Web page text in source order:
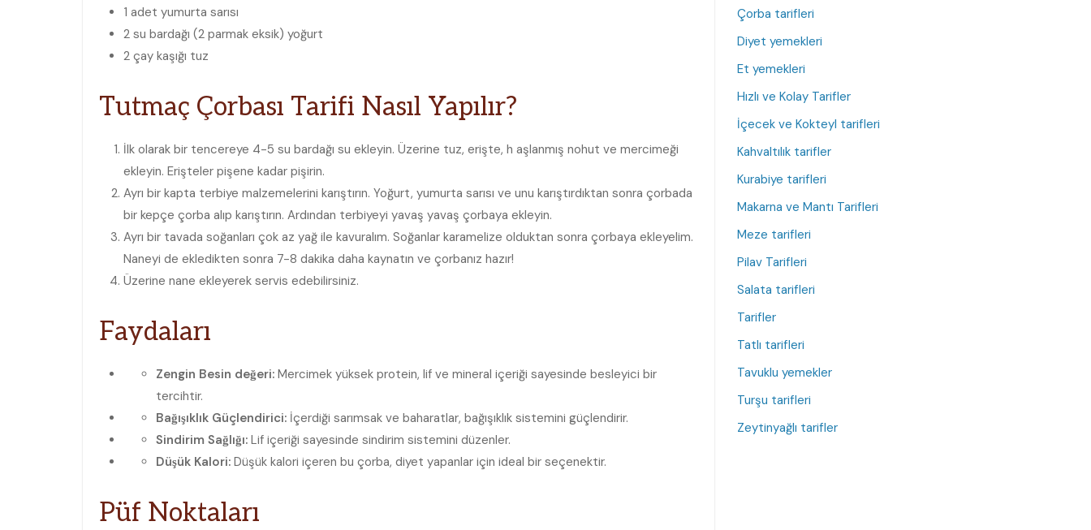
1 adet yumurta sarısı
2 su bardağı (2 parmak eksik) yoğurt
2 çay kaşığı tuz
Tutmaç Çorbası Tarifi Nasıl Yapılır?
İlk olarak bir tencereye 4-5 su bardağı su ekleyin. Üzerine tuz, erişte, h aşlanmış nohut ve mercimeği
ekleyin. Erişteler pişene kadar pişirin.
Ayrı bir kapta terbiye malzemelerini karıştırın. Yoğurt, yumurta sarısı ve unu karıştırdıktan sonra çorbada
bir kepçe çorba alıp karıştırın. Ardından terbiyeyi yavaş yavaş çorbaya ekleyin.
Ayrı bir tavada soğanları çok az yağ ile kavuralım. Soğanlar karamelize olduktan sonra çorbaya ekleyelim.
Naneyi de ekledikten sonra 7-8 dakika daha kaynatın ve çorbanız hazır!
Üzerine nane ekleyerek servis edebilirsiniz.
Faydaları
Zengin Besin değeri: Mercimek ‌yüksek ​protein, lif ve‍ mineral içeriği sayesinde besleyici bir
tercihtir.
Bağışıklık Güçlendirici: İçerdiği sarımsak ve baharatlar, bağışıklık sistemini güçlendirir.
Sindirim Sağlığı: Lif⁢ içeriği sayesinde sindirim sistemini düzenler.
Düşük Kalori: Düşük⁣ kalori içeren bu çorba, diyet yapanlar için ideal bir‌ seçenektir.
Püf ⁤Noktaları
Çorba tarifleri
Diyet yemekleri
Et yemekleri
Hızlı ve Kolay Tarifler
İçecek ve Kokteyl tarifleri
Kahvaltılık tarifler
Kurabiye tarifleri
Makarna ve Mantı Tarifleri
Meze tarifleri
Pilav Tarifleri
Salata tarifleri
Tarifler
Tatlı tarifleri
Tavuklu yemekler
Turşu tarifleri
Zeytinyağlı tarifler